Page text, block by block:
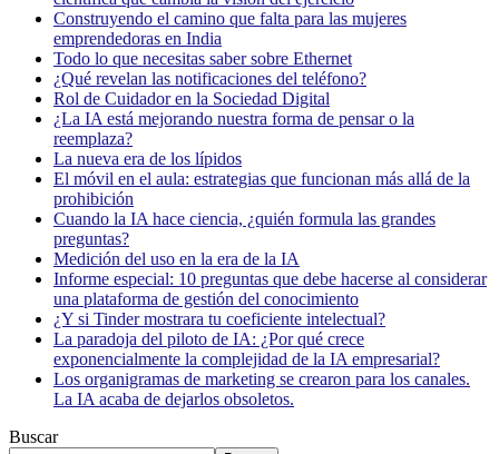
Construyendo el camino que falta para las mujeres
emprendedoras en India
Todo lo que necesitas saber sobre Ethernet
¿Qué revelan las notificaciones del teléfono?
Rol de Cuidador en la Sociedad Digital
¿La IA está mejorando nuestra forma de pensar o la
reemplaza?
La nueva era de los lípidos
El móvil en el aula: estrategias que funcionan más allá de la
prohibición
Cuando la IA hace ciencia, ¿quién formula las grandes
preguntas?
Medición del uso en la era de la IA
Informe especial: 10 preguntas que debe hacerse al considerar
una plataforma de gestión del conocimiento
¿Y si Tinder mostrara tu coeficiente intelectual?
La paradoja del piloto de IA: ¿Por qué crece
exponencialmente la complejidad de la IA empresarial?
Los organigramas de marketing se crearon para los canales.
La IA acaba de dejarlos obsoletos.
Buscar